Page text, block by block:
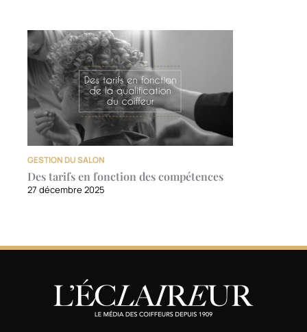
GESTION DU SALON
Des tarifs en fonction des compétences
27 décembre 2025